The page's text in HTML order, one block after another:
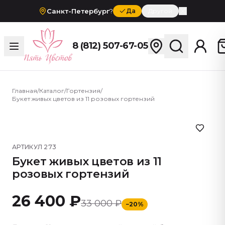
Санкт-Петербург? Да
8 (812) 507-67-05
Главная/Каталог/Гортензия/
Букет живых цветов из 11 розовых гортензий
АРТИКУЛ 273
Букет живых цветов из 11
розовых гортензий
26 400 ₽33 000 ₽ −20%